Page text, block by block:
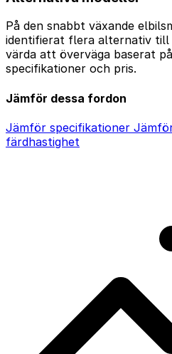
På den snabbt växande
identifierat flera alternativ till
värda att överväga baserat
specifikationer och pris.
Jämför dessa fordon
Jämför specifikationer
färdhastighet